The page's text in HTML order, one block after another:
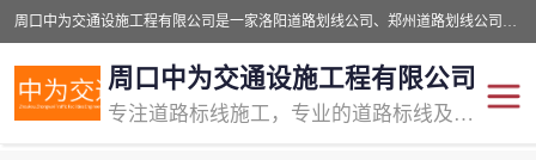
周口中为交通设施工程有限公司是一家洛阳道路划线公司、郑州道路划线公司、平顶山道路车位划线公司、开封车位划线公司、许昌道路车位划线公司、漯河道路车位划线公司，公司始终坚持“诚信、匠心、专注”的宗旨；我们的经营理念是：的服务。
周口中为交通设施工程有限公司
专注道路标线施工，专业的道路标线及交通设施施工服务商!